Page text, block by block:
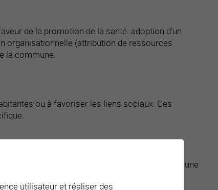
de la promotion de la santé: adoption d’un
organisationnelle (attribution de ressources
la commune.
ou à favoriser les liens sociaux. Ces
à la santé des familles ou faisant référence à une
utilisateur et réaliser des